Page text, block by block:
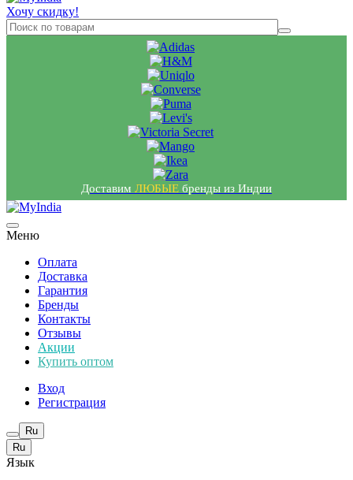
Хочу скидку!
Доставим ЛЮБЫЕ бренды из Индии
Меню
Оплата
Доставка
Гарантия
Бренды
Контакты
Отзывы
Акции
Купить оптом
Вход
Регистрация
Ru
Ru
Язык